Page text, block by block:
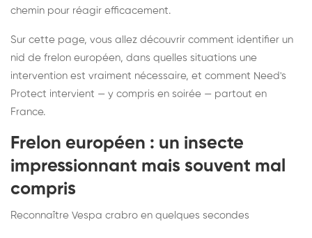
chemin pour réagir efficacement.
Sur cette page, vous allez découvrir comment identifier un
nid de frelon européen, dans quelles situations une
intervention est vraiment nécessaire, et comment Need's
Protect intervient — y compris en soirée — partout en
France.
Frelon européen : un insecte
impressionnant mais souvent mal
compris
Reconnaître Vespa crabro en quelques secondes